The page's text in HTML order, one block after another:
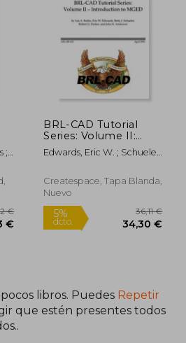
€
5%
dcto.
;
BRL-CAD Tutorial
Series: Volume II:
Introduction to
MGED (en Inglés)
Edwards, Eric W. ; Schueler,
Createspace, Tapa Blanda,
Nuevo
libros. Puedes Repetir
que estén presentes todos